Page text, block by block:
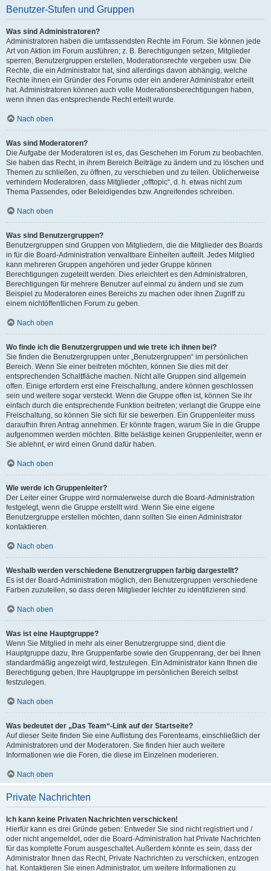
Benutzer-Stufen und Gruppen
Was sind Administratoren?
Administratoren haben die umfassendsten Rechte im Forum. Sie können jede
Art von Aktion im Forum ausführen; z. B. Berechtigungen setzen, Mitglieder
sperren, Benutzergruppen erstellen, Moderationsrechte vergeben usw. Die
Rechte, die ein Administrator hat, sind allerdings davon abhängig, welche
Rechte ihnen ein Gründer des Forums oder ein anderer Administrator erteilt
hat. Administratoren können auch volle Moderationsberechtigungen haben,
wenn ihnen das entsprechende Recht erteilt wurde.
Nach oben
Was sind Moderatoren?
Die Aufgabe der Moderatoren ist es, das Geschehen im Forum zu beobachten.
Sie haben das Recht, in ihrem Bereich Beiträge zu ändern und zu löschen und
Themen zu schließen, zu öffnen, zu verschieben und zu teilen. Üblicherweise
verhindern Moderatoren, dass Mitglieder „offtopic“, d. h. etwas nicht zum
Thema Passendes, oder Beleidigendes bzw. Angreifendes schreiben.
Nach oben
Was sind Benutzergruppen?
Benutzergruppen sind Gruppen von Mitgliedern, die die Mitglieder des Boards
in für die Board-Administration verwaltbare Einheiten aufteilt. Jedes Mitglied
kann mehreren Gruppen angehören und jeder Gruppe können
Berechtigungen zugeteilt werden. Dies erleichtert es den Administratoren,
Berechtigungen für mehrere Benutzer auf einmal zu ändern und sie zum
Beispiel zu Moderatoren eines Bereichs zu machen oder ihnen Zugriff zu
einem nichtöffentlichen Forum zu geben.
Nach oben
Wo finde ich die Benutzergruppen und wie trete ich ihnen bei?
Sie finden die Benutzergruppen unter „Benutzergruppen“ im persönlichen
Bereich. Wenn Sie einer beitreten möchten, können Sie dies mit der
entsprechenden Schaltfläche machen. Nicht alle Gruppen sind allgemein
offen. Einige erfordern erst eine Freischaltung, andere können geschlossen
sein und weitere sogar versteckt. Wenn die Gruppe offen ist, können Sie ihr
einfach durch die entsprechende Funktion beitreten; verlangt die Gruppe eine
Freischaltung, so können Sie sich für sie bewerben. Ein Gruppenleiter muss
daraufhin Ihren Antrag annehmen. Er könnte fragen, warum Sie in die Gruppe
aufgenommen werden möchten. Bitte belästige keinen Gruppenleiter, wenn er
Sie ablehnt, er wird einen Grund dafür haben.
Nach oben
Wie werde ich Gruppenleiter?
Der Leiter einer Gruppe wird normalerweise durch die Board-Administration
festgelegt, wenn die Gruppe erstellt wird. Wenn Sie eine eigene
Benutzergruppe erstellen möchten, dann sollten Sie einen Administrator
kontaktieren.
Nach oben
Weshalb werden verschiedene Benutzergruppen farbig dargestellt?
Es ist der Board-Administration möglich, den Benutzergruppen verschiedene
Farben zuzuteilen, so dass deren Mitglieder leichter zu identifizieren sind.
Nach oben
Was ist eine Hauptgruppe?
Wenn Sie Mitglied in mehr als einer Benutzergruppe sind, dient die
Hauptgruppe dazu, Ihre Gruppenfarbe sowie den Gruppenrang, der bei Ihnen
standardmäßig angezeigt wird, festzulegen. Ein Administrator kann Ihnen die
Berechtigung geben, Ihre Hauptgruppe im persönlichen Bereich selbst
festzulegen.
Nach oben
Was bedeutet der „Das Team“-Link auf der Startseite?
Auf dieser Seite finden Sie eine Auflistung des Forenteams, einschließlich der
Administratoren und der Moderatoren. Sie finden hier auch weitere
Informationen wie die Foren, die diese im Einzelnen moderieren.
Nach oben
Private Nachrichten
Ich kann keine Privaten Nachrichten verschicken!
Hierfür kann es drei Gründe geben: Entweder Sie sind nicht registriert und /
oder nicht angemeldet, oder die Board-Administration hat Private Nachrichten
für das komplette Forum ausgeschaltet. Außerdem könnte es sein, dass der
Administrator Ihnen das Recht, Private Nachrichten zu verschicken, entzogen
hat. Kontaktieren Sie einen Administrator, um weitere Informationen zu